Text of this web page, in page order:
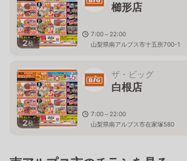
2枚
櫛形店
7:00～22:00
山梨県南アルプス市十五所700-1
2枚
ザ・ビッグ
白根店
7:00～22:00
山梨県南アルプス市在家塚580